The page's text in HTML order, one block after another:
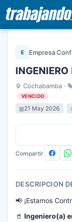
Pasar
contenido
E Empresa
Cochabamba ·
VENCIDO
21 May 2026
Compartir
DESCRIPCION
📢 ¡Estamos
🥤 Ingeniero(a)